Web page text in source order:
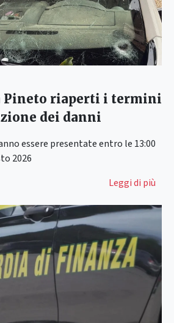
Pineto riaperti i termini
dei danni
essere presentate entro le 13:00
2026
Leggi di più